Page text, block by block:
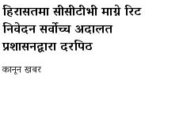
हिरासतमा सीसीटीभी माग्ने रिट
निवेदन सर्वोच्च अदालत
प्रशासनद्वारा दरपिठ
कानून खबर